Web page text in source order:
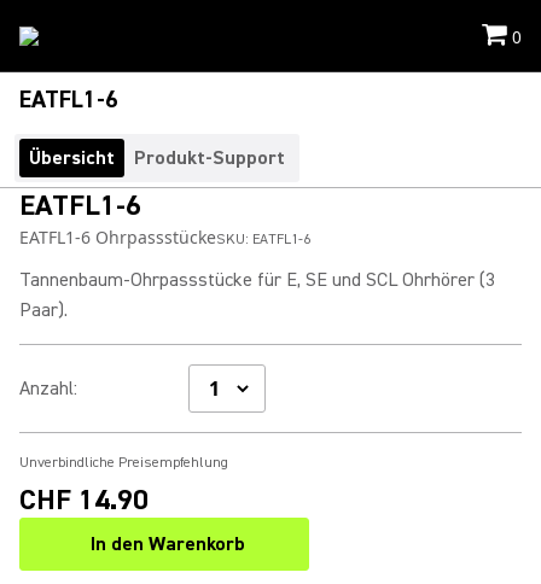
0
EATFL1-6
Übersicht Produkt-Support
EATFL1-6
EATFL1-6 OhrpassstückeSKU: EATFL1-6
Tannenbaum-Ohrpassstücke für E, SE und SCL Ohrhörer (3
Paar).
Anzahl:
Unverbindliche Preisempfehlung
CHF 14.90
In den Warenkorb